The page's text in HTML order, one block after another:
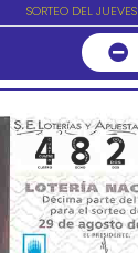
SORTEO DEL JUEVES